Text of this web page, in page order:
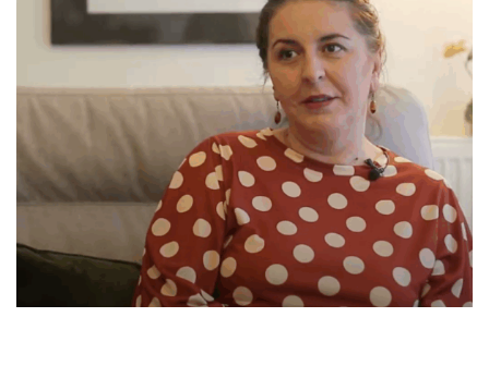
kanë pasë ushqim për fëmijët e tyre. […] Edhe e di që kemi qenë
si, domethonë ka qenë si kolonë edhe anash kanë qenë forcat
policore. Deri sa kemi mrri në atë pikë, mandej nuk na kanë leju
me shku ma tutje. [Gratë] Kanë kërku me negociu, mirëpo nuk
kanë qenë të gatshëm. Ashtu në mënyrë, me fjali urdhërore na
kanë thanë, ‘Duheni mu kthy, përndryshe nuk mujmë me
rreziku, sepse mandej mundet me ju ndodh diçka, s’mujmë me
ju mbrojtë…’